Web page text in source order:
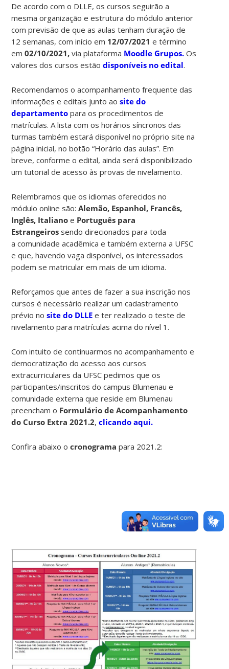
De acordo com o DLLE, os cursos seguirão a
mesma organização e estrutura do módulo anterior
com previsão de que as aulas tenham duração de
12 semanas, com início em 12/07/2021 e término
em02/10/2021, via plataforma Moodle Grupos. Os
valores dos cursos estãodisponíveis no edital.
Recomendamos o acompanhamento frequente das
informações e editais junto aosite do
departamento para os procedimentos de
matrículas. A lista com os horários síncronos das
turmas também estará disponível no próprio site na
página inicial, no botão “Horário das aulas”. Em
breve, conforme o edital, ainda será disponibilizado
um tutorial de acesso às provas de nivelamento.
Relembramos que os idiomas oferecidos no
módulo online são:Alemão, Espanhol, Francês,
Inglês, Italiano e Português para
Estrangeiros sendo direcionados para toda
a comunidade acadêmica e também externa a UFSC
e que, havendo vaga disponível, os interessados
podem se matricular em mais de um idioma.
Reforçamos que antes de fazer a sua inscrição nos
cursos é necessário realizar um cadastramento
prévio nosite do DLLE e ter realizado o teste de
nivelamento para matrículas acima do nível 1.
Com intuito de continuarmos no acompanhamento e
democratização do acesso aos cursos
extracurriculares da UFSC pedimos que os
participantes/inscritos do campus Blumenau e
comunidade externa que reside em Blumenau
preencham o Formulário de Acompanhamento
do Curso Extra 2021.2,clicando aqui.
Confira abaixo ocronograma para 2021.2: